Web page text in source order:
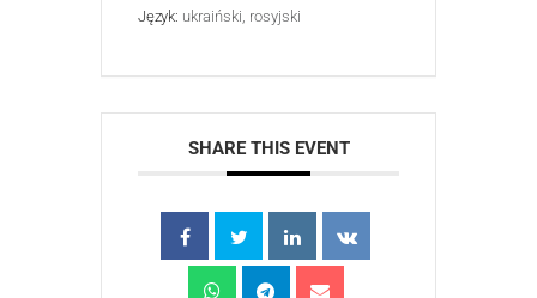
Język: ukraiński, rosyjski
SHARE THIS EVENT